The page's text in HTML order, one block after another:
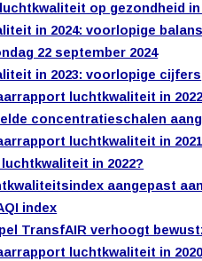
op gezondheid in
in 2024: voorlopige balans
22 september 2024
in 2023: voorlopige cijfers
luchtkwaliteit in 2022
concentratieschalen
luchtkwaliteit in 2021
in 2022?
aangepast
index
TransfAIR verhoogt
luchtkwaliteit in 2020